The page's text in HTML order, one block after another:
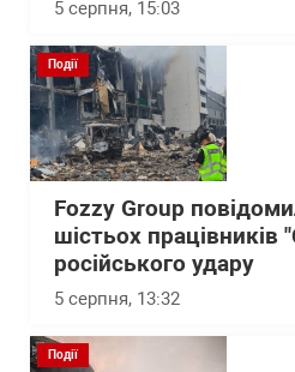
5 серпня, 15:03
Події
Fozzy Group
шістьох працівників
російського удару
5 серпня, 13:32
Події